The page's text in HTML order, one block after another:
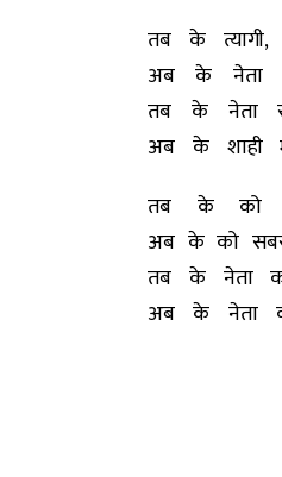
तब के त्यागी,
अब के नेता
तब के नेता
अब के शाही
तब के को
अब के को सबसे
तब के नेता
अब के नेता